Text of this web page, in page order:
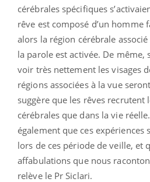
cérébrales spécifiques
rêve est composé d’un homme
alors la région cérébrale
la parole est activée. De même,
voir très nettement les visages
régions associées à la vue
suggère que les rêves recrutent
cérébrales que dans la vie
également que ces
lors de ces période de veille, et
affabulations que nous
relève le Pr Siclari.